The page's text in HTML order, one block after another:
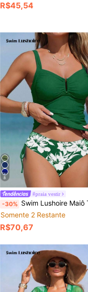
R$45,54
8
#praia vestir
-30% Swim Lushoire Maiô Tankini de Duas Peças para Mulheres, Busto Franzido com Acabamento em U, Estampa Floral, Casual e Confortável para Férias, Trajes de Banho para Controle de Barriga, Conjuntos de Roupas de Férias para Mulheres, Roupas de Praia para Mulheres, Conjuntos de Roupas de Férias para Mulheres, Roupas de Praia para Mulheres, Conjunto de Maiô Bikini com Cobertura Total para Mulheres, Roupas de
Somente 2 Restante
R$70,67